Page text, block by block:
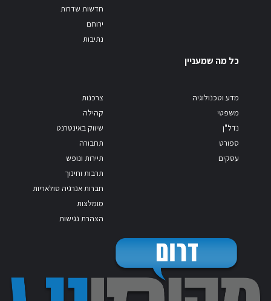
חדשות שדרות
ירוחם
נתיבות
כל מה שמעניין
מדע וטכנולוגיה
משפטי
נדל"ן
ספורט
עסקים
צרכנות
קהילה
שיווק באינטרנט
תחבורה
תיירות ונופש
תרבות וחינוך
חברות אנרגיה סולאריות
מומלצות
הצהרת נגישות